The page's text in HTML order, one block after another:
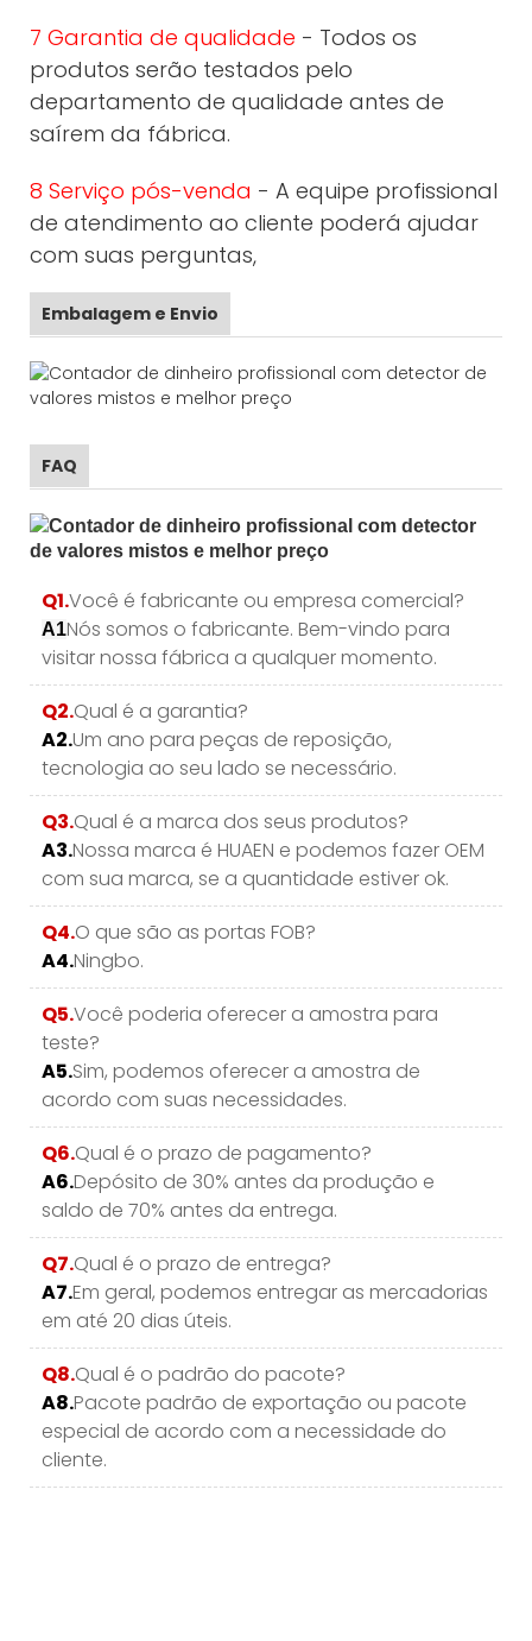
7 Garantia de qualidade - Todos os
produtos serão testados pelo
departamento de qualidade antes de
saírem da fábrica.
8 Serviço pós-venda - A equipe profissional
de atendimento ao cliente poderá ajudar
com suas perguntas,
Embalagem e Envio
FAQ
Q1.Você é fabricante ou empresa comercial?
A1Nós somos o fabricante. Bem-vindo para
visitar nossa fábrica a qualquer momento.
Q2.Qual é a garantia?
A2.Um ano para peças de reposição,
tecnologia ao seu lado se necessário.
Q3.Qual é a marca dos seus produtos?
A3.Nossa marca é HUAEN e podemos fazer OEM
com sua marca, se a quantidade estiver ok.
Q4.O que são as portas FOB?
A4.Ningbo.
Q5.Você poderia oferecer a amostra para
teste?
A5.Sim, podemos oferecer a amostra de
acordo com suas necessidades.
Q6.Qual é o prazo de pagamento?
A6.Depósito de 30% antes da produção e
saldo de 70% antes da entrega.
Q7.Qual é o prazo de entrega?
A7.Em geral, podemos entregar as mercadorias
em até 20 dias úteis.
Q8.Qual é o padrão do pacote?
A8.Pacote padrão de exportação ou pacote
especial de acordo com a necessidade do
cliente.